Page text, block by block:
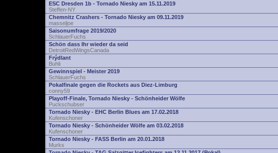
ESC Dresden 1b - Tornado Niesky am 15.11.2019
Steffen-NY
Chemnitz Crashers - Tornado Niesky am 09.11.2019
masseljoe
Saisonumfrage 2019/2020
SchlauerFuchs
Schön dass Ihr wieder da seid
DetroitRedWingsCanada
Frýdlant
Buhli
Gewinnspiel - Meister 2019
SchlauerFuchs
Pokalfinale gegen die Rockets aus Diez-Limburg
conny59
Playoff-Finale, Tornado Niesky - Schönheider Wölfe
Puckschubser
Tornado Niesky - EHC Berlin Blues am 17.02.2018
Kufenschoner
Tornado Niesky - Schönheider Wölfe am 03.02.2018
Kufenschoner
Tornado Niesky - FASS Berlin am 20.01.2018
Murks